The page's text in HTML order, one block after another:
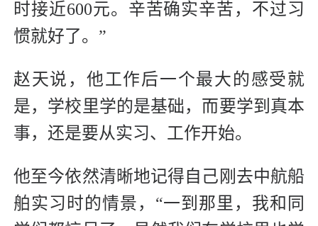
时接近600元。辛苦确实辛苦，不过习
惯就好了。”
赵天说，他工作后一个最大的感受就
是，学校里学的是基础，而要学到真本
事，还是要从实习、工作开始。
他至今依然清晰地记得自己刚去中航船
舶实习时的情景，“一到那里，我和同